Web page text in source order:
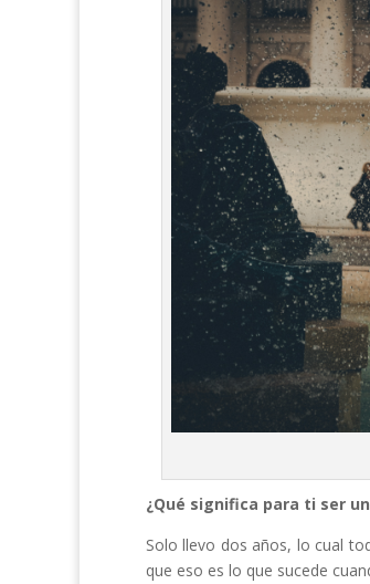
¿Qué significa para ti ser
Solo llevo dos años, lo cual
que eso es lo que sucede